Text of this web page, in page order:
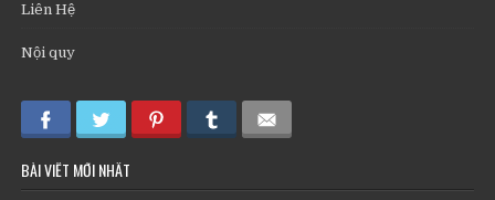
Liên Hệ
Nội quy
BÀI VIẾT MỚI NHẤT